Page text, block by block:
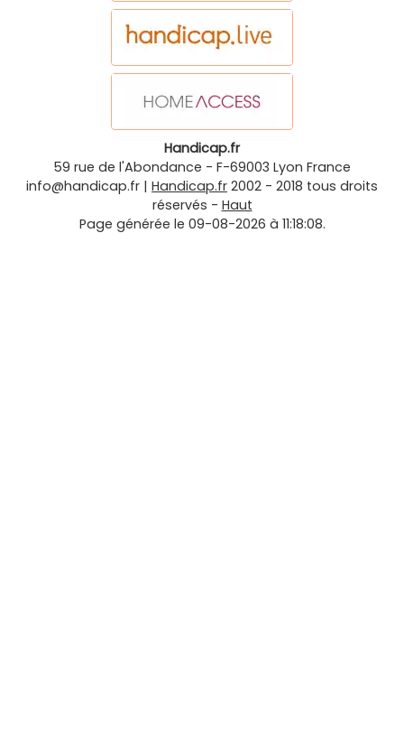
Handicap.fr
59 rue de l'Abondance - F-69003 Lyon France
info@handicap.fr | Handicap.fr 2002 - 2018 tous droits
réservés - Haut
Page générée le 09-08-2026 à 11:18:08.